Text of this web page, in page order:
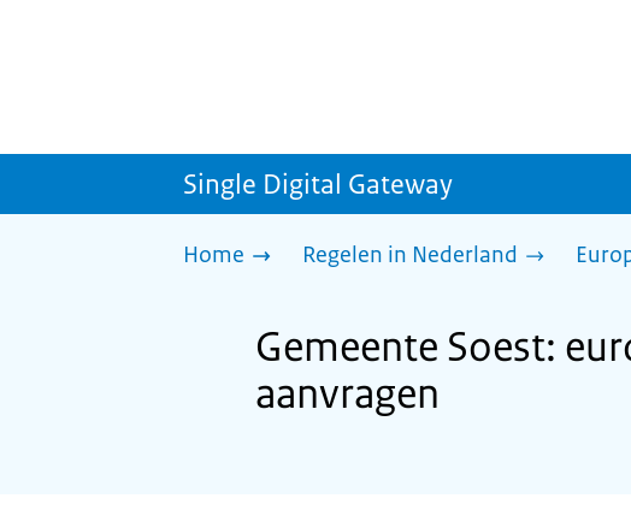
Single Digital Gateway
Home Regelen in Nederland
Gemeente Soest:
aanvragen